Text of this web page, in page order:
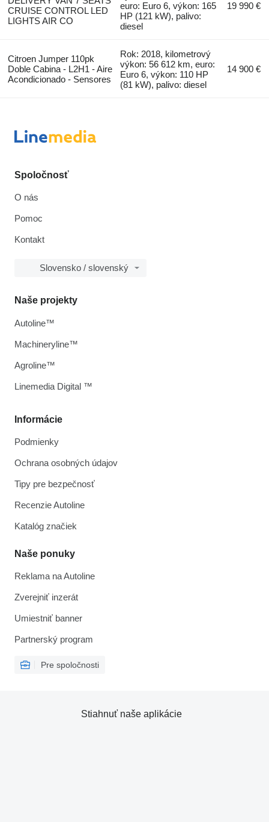
CRUISE CONTROL LED
LIGHTS AIR CO
euro: Euro 6, výkon: 165
HP (121 kW), palivo:
diesel
19 990 €
Citroen Jumper 110pk
Doble Cabina - L2H1 - Aire
Acondicionado - Sensores
Rok: 2018, kilometrový
výkon: 56 612 km, euro:
Euro 6, výkon: 110 HP
(81 kW), palivo: diesel
14 900 €
Spoločnosť
O nás
Pomoc
Kontakt
Slovensko / slovenský
Informácie
Podmienky
Ochrana osobných údajov
Tipy pre bezpečnosť
Recenzie Autoline
Katalóg značiek
Naše ponuky
Reklama na Autoline
Zverejniť inzerát
Umiestniť banner
Partnerský program
Pre spoločnosti
Naše projekty
Autoline™
Machineryline™
Agroline™
Linemedia Digital ™
Stiahnuť naše aplikácie